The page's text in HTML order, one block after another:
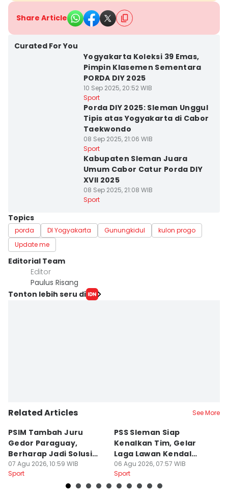
Share Article
Curated For You
Yogyakarta Koleksi 39 Emas,
Pimpin Klasemen Sementara
PORDA DIY 2025
10 Sep 2025, 20:52 WIB
Sport
Porda DIY 2025: Sleman Unggul
Tipis atas Yogyakarta di Cabor
Taekwondo
08 Sep 2025, 21:06 WIB
Sport
Kabupaten Sleman Juara
Umum Cabor Catur Porda DIY
XVII 2025
08 Sep 2025, 21:08 WIB
Sport
Topics
porda DI Yogyakarta Gunungkidul
kulon progo
Update me
Editorial Team
Editor
Paulus Risang
Tonton lebih seru di
Related Articles See More
PSIM Tambah Juru
Gedor Paraguay,
Berharap Jadi Solusi
Minimnya Pencetak Gol
07 Agu 2026, 10:59 WIB
Sport
PSS Sleman Siap
Kenalkan Tim, Gelar
Laga Lawan Kendal
Tornado FC
06 Agu 2026, 07:57 WIB
Sport